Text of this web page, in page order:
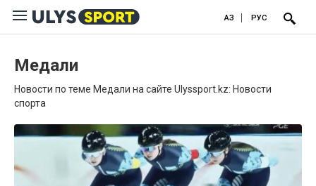
ҚАЗ РУС
Медали
Новости по теме Медали на сайте Ulyssport.kz: Новости
спорта